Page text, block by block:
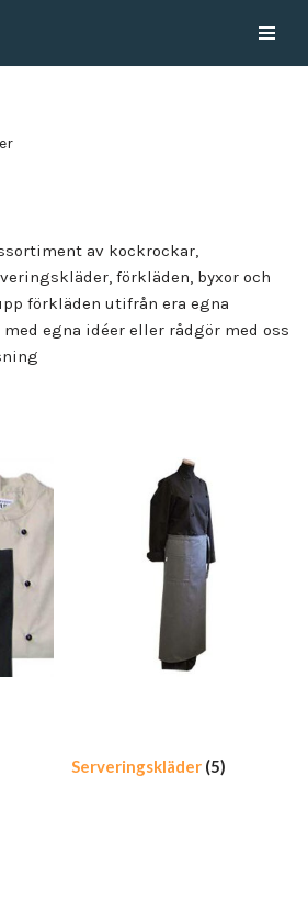
av kockrockar,
förkläden, byxor och
förkläden utifrån era egna
egna idéer eller rådgör med oss
Serveringskläder (5)